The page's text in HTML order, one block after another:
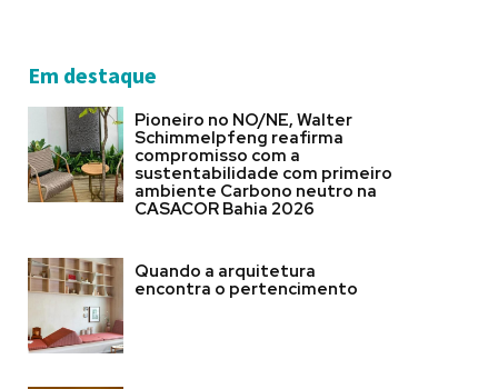
Em destaque
Pioneiro no NO/NE, Walter
Schimmelpfeng reafirma
compromisso com a
sustentabilidade com primeiro
ambiente Carbono neutro na
CASACOR Bahia 2026
Quando a arquitetura
encontra o pertencimento